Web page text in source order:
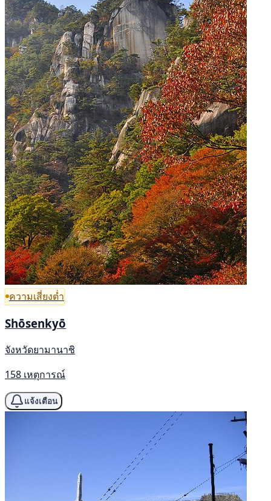
ความเสี่ยงต่ำ
Shōsenkyō
จังหวัดยามานาชิ
158 เหตุการณ์
แจ้งเตือน